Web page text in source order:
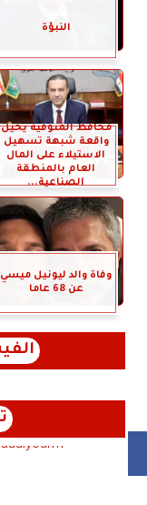
النبؤة
محافظ المنوفية يحيل
واقعة شبهة تسهيل
الاستيلاء على المال
العام بالمنطقة
الصناعية...
وفاة والد ليونيل ميسي
عن 68 عاما